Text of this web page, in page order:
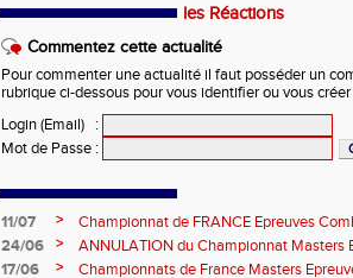
les Réactions
Commentez cette actualité
Pour commenter une actualité il faut posséder un
rubrique ci-dessous pour vous identifier ou vous
Login (Email)
:
Mot de Passe :
11/07 >
Championnat de FRANCE Epreuves
et Marche CHATEAUROUX
24/06 >
ANNULATION du Championnat Masters
Châteauroux les 27-28 juin
17/06 >
Championnats de France Masters